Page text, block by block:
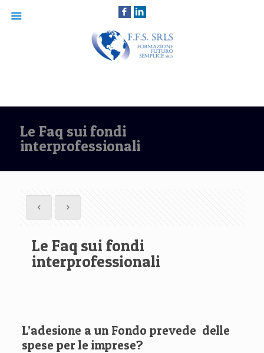
Le Faq sui fondi
interprofessionali
Le Faq sui fondi
interprofessionali
L’adesione a un Fondo prevede delle
spese per le imprese?